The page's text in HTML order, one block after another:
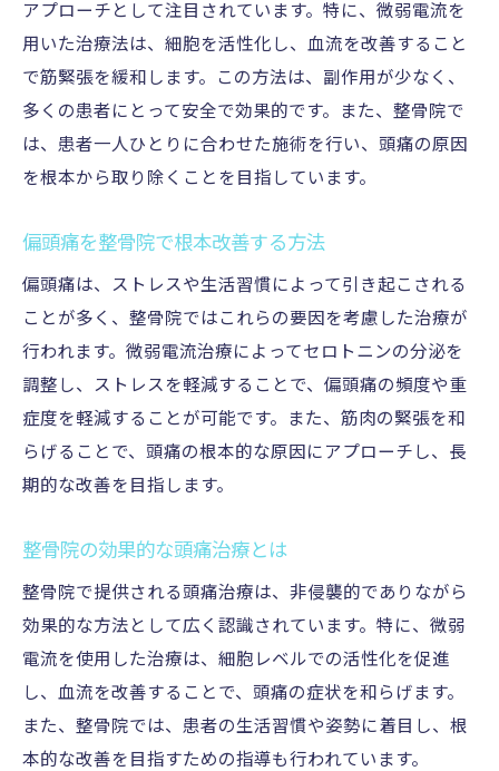
アプローチとして注目されています。特に、微弱電流を
用いた治療法は、細胞を活性化し、血流を改善すること
で筋緊張を緩和します。この方法は、副作用が少なく、
多くの患者にとって安全で効果的です。また、整骨院で
は、患者一人ひとりに合わせた施術を行い、頭痛の原因
を根本から取り除くことを目指しています。
偏頭痛を整骨院で根本改善する方法
偏頭痛は、ストレスや生活習慣によって引き起こされる
ことが多く、整骨院ではこれらの要因を考慮した治療が
行われます。微弱電流治療によってセロトニンの分泌を
調整し、ストレスを軽減することで、偏頭痛の頻度や重
症度を軽減することが可能です。また、筋肉の緊張を和
らげることで、頭痛の根本的な原因にアプローチし、長
期的な改善を目指します。
整骨院の効果的な頭痛治療とは
整骨院で提供される頭痛治療は、非侵襲的でありながら
効果的な方法として広く認識されています。特に、微弱
電流を使用した治療は、細胞レベルでの活性化を促進
し、血流を改善することで、頭痛の症状を和らげます。
また、整骨院では、患者の生活習慣や姿勢に着目し、根
本的な改善を目指すための指導も行われています。